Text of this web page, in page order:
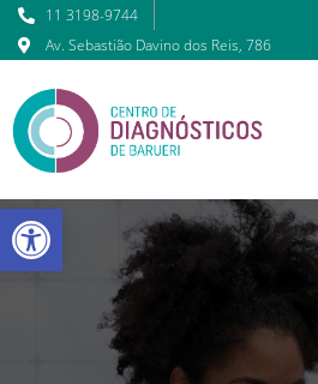
11 3198-9744
Av. Sebastião Davino dos Reis, 786
Barra de